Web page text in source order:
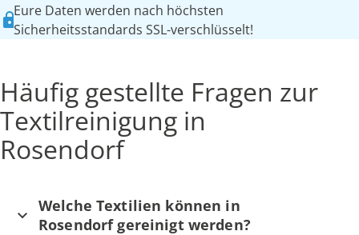
Eure Daten werden nach höchsten
Sicherheitsstandards SSL-verschlüsselt!
Häufig gestellte Fragen zur
Textilreinigung in
Rosendorf
Welche Textilien können in
Rosendorf gereinigt werden?